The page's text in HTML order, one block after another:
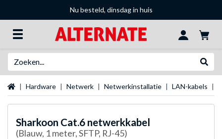
Nu besteld, dinsdag in huis
Startpagina
Hardware Netwerk Netwerkinstallatie LAN-kabels
Sharkoon Cat.6 netwerkkabel
(Blauw, 1 meter, SFTP, RJ-45)